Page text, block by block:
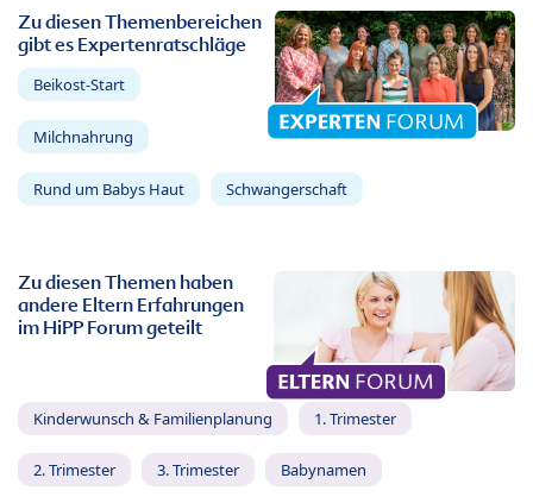
Zu diesen Themenbereichen
gibt es Expertenratschläge
Beikost-Start
Milchnahrung
Rund um Babys Haut Schwangerschaft
Zu diesen Themen haben
andere Eltern Erfahrungen
im HiPP Forum geteilt
Kinderwunsch & Familienplanung 1. Trimester
2. Trimester 3. Trimester Babynamen